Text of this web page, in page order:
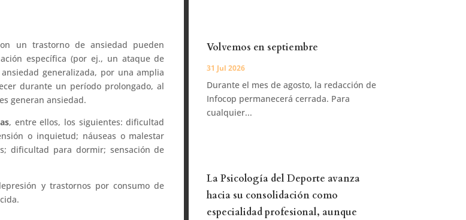
un trastorno de ansiedad pueden
específica (por ej., un ataque de
generalizada, por una amplia
durante un período prolongado, al
generan ansiedad.
, entre ellos, los siguientes: dificultad
o inquietud; náuseas o malestar
dificultad para dormir; sensación de
y trastornos por consumo de
Volvemos en septiembre
31 Jul 2026
Durante el mes de agosto, la redacción de
Infocop permanecerá cerrada. Para
cualquier...
La Psicología del Deporte avanza
hacia su consolidación como
especialidad profesional, aunque